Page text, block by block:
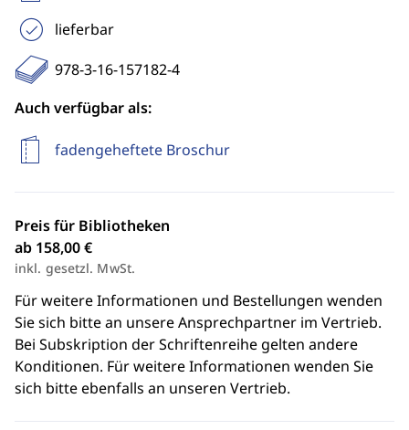
lieferbar
978-3-16-157182-4
Auch verfügbar als:
fadengeheftete Broschur
Preis für Bibliotheken
ab 158,00 €
inkl. gesetzl. MwSt.
Für weitere Informationen und Bestellungen wenden
Sie sich bitte an unsere Ansprechpartner im Vertrieb.
Bei Subskription der Schriftenreihe gelten andere
Konditionen. Für weitere Informationen wenden Sie
sich bitte ebenfalls an unseren Vertrieb.